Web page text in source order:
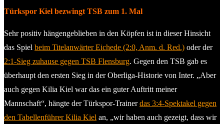
Türkspor Kiel bezwingt TSB zum 1. Mal
Sehr positiv hängengeblieben in den Köpfen ist in dieser Hinsicht
das Spiel beim Titelanwärter Eichede (2:0, Anm. d. Red.) oder der
2:1-Sieg zuhause gegen TSB Flensburg. Gegen den TSB gab es
überhaupt den ersten Sieg in der Oberliga-Historie von Inter. „Aber
auch gegen Kilia Kiel war das ein guter Auftritt meiner
Mannschaft“, hängte der Türkspor-Trainerdas 3:4-Spektakel gegen
den Tabellenführer Kilia Kiel an, „wir haben auch gezeigt, dass wir